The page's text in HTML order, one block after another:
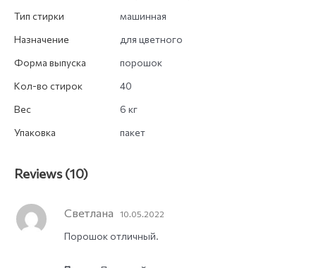
Тип стирки
машинная
Назначение
для цветного
Форма выпуска
порошок
Кол-во стирок
40
Вес
6 кг
Упаковка
пакет
Reviews (10)
Светлана 10.05.2022
Порошок отличный.